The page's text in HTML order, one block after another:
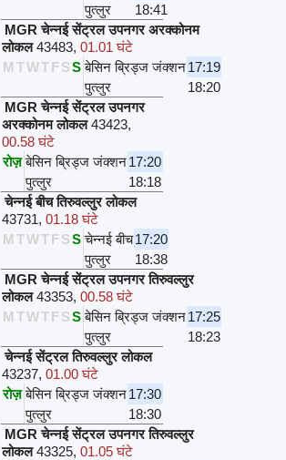
पुत्लुर
18:41
MGR चेन्नई सेंट्रल उपनगर अरक्कोनम
लोकल 43483, 01.01 घंटे
M TWTFSS बेसिन ब्रिड्ज जंक्शन17:19
पुत्लुर
18:20
MGR चेन्नई सेंट्रल उपनगर
अरक्कोनम लोकल 43423,
00.58 घंटे
रोज़ बेसिन ब्रिड्ज जंक्शन17:20
पुत्लुर
18:18
चेन्नई बीच तिरुवल्लुर लोकल
43731, 01.18 घंटे
M TWTFSS चेन्नई बीच17:20
पुत्लुर
18:38
MGR चेन्नई सेंट्रल उपनगर तिरुवल्लुर
लोकल 43353, 00.58 घंटे
M TWTFSS बेसिन ब्रिड्ज जंक्शन17:25
पुत्लुर
18:23
चेन्नई सेंट्रल तिरुवल्लुर लोकल
43237, 01.00 घंटे
रोज़ बेसिन ब्रिड्ज जंक्शन17:30
पुत्लुर
18:30
MGR चेन्नई सेंट्रल उपनगर तिरुवल्लुर
लोकल 43325, 01.05 घंटे